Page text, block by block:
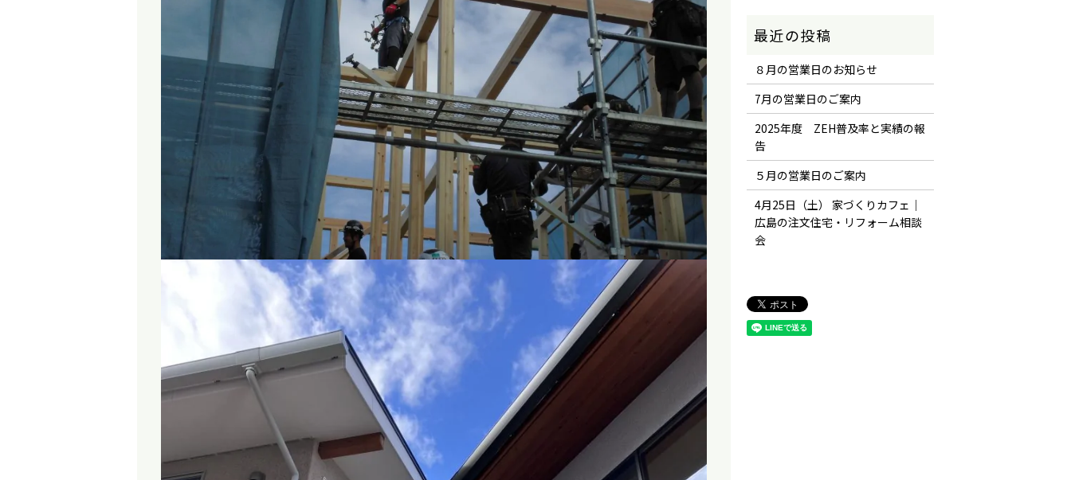
８月の営業日のお知らせ
7月の営業日のご案内
2025年度 ZEH普及率と実績の報
告
５月の営業日のご案内
4月25日（土） 家づくりカフェ｜
広島の注文住宅・リフォーム相談
会